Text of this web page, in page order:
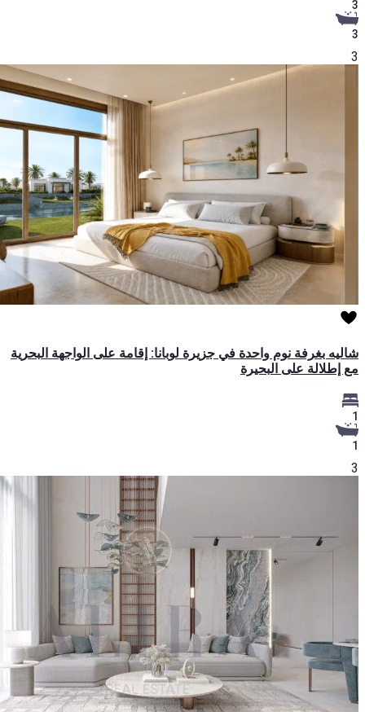
3
3
3
شاليه بغرفة نوم واحدة في جزيرة لوبانا: إقامة على الواجهة البحرية
مع إطلالة على البحيرة
1
1
3